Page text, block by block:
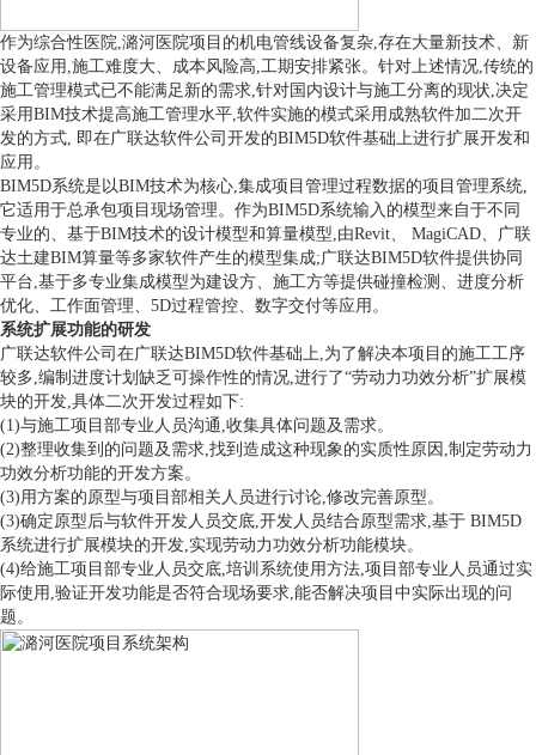
作为综合性医院,潞河医院项目的机电管线设备复杂,存在大量新技术、新
设备应用,施工难度大、成本风险高,工期安排紧张。针对上述情况,传统的
施工管理模式已不能满足新的需求,针对国内设计与施工分离的现状,决定
采用BIM技术提高施工管理水平,软件实施的模式采用成熟软件加二次开
发的方式, 即在广联达软件公司开发的BIM5D软件基础上进行扩展开发和
应用。
BIM5D系统是以BIM技术为核心,集成项目管理过程数据的项目管理系统,
它适用于总承包项目现场管理。作为BIM5D系统输入的模型来自于不同
专业的、基于BIM技术的设计模型和算量模型,由Revit、 MagiCAD、广联
达土建BIM算量等多家软件产生的模型集成;广联达BIM5D软件提供协同
平台,基于多专业集成模型为建设方、施工方等提供碰撞检测、进度分析
优化、工作面管理、5D过程管控、数字交付等应用。
系统扩展功能的研发
广联达软件公司在广联达BIM5D软件基础上,为了解决本项目的施工工序
较多,编制进度计划缺乏可操作性的情况,进行了“劳动力功效分析”扩展模
块的开发,具体二次开发过程如下:
(1)与施工项目部专业人员沟通,收集具体问题及需求。
(2)整理收集到的问题及需求,找到造成这种现象的实质性原因,制定劳动力
功效分析功能的开发方案。
(3)用方案的原型与项目部相关人员进行讨论,修改完善原型。
(3)确定原型后与软件开发人员交底,开发人员结合原型需求,基于 BIM5D
系统进行扩展模块的开发,实现劳动力功效分析功能模块。
(4)给施工项目部专业人员交底,培训系统使用方法,项目部专业人员通过实
际使用,验证开发功能是否符合现场要求,能否解决项目中实际出现的问
题。